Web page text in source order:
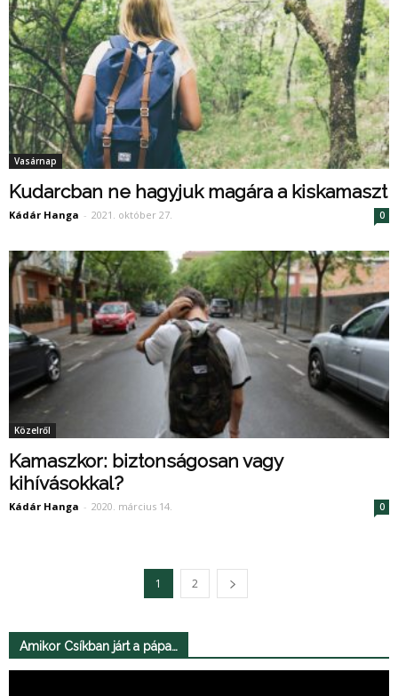
Vasárnap
Kudarcban ne hagyjuk magára a kiskamaszt
Kádár Hanga - 2021. október 27. 0
Közelről
Kamaszkor: biztonságosan vagy
kihívásokkal?
Kádár Hanga - 2020. március 14. 0
1 2
Amikor Csíkban járt a pápa…